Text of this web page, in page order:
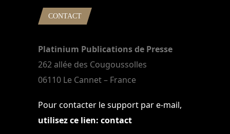
CONTACT
Platinium Publications de Presse
262 allée des Cougoussolles
06110 Le Cannet – France
Pour contacter le support par e-mail,
utilisez ce lien: contact